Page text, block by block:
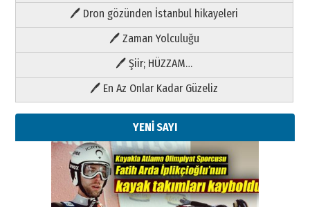
🖊 Dron gözünden İstanbul hikayeleri
🖊 Zaman Yolculuğu
🖊 Şiir; HÜZZAM…
🖊 En Az Onlar Kadar Güzeliz
YENİ SAYI
Kenan GÜLERCİ